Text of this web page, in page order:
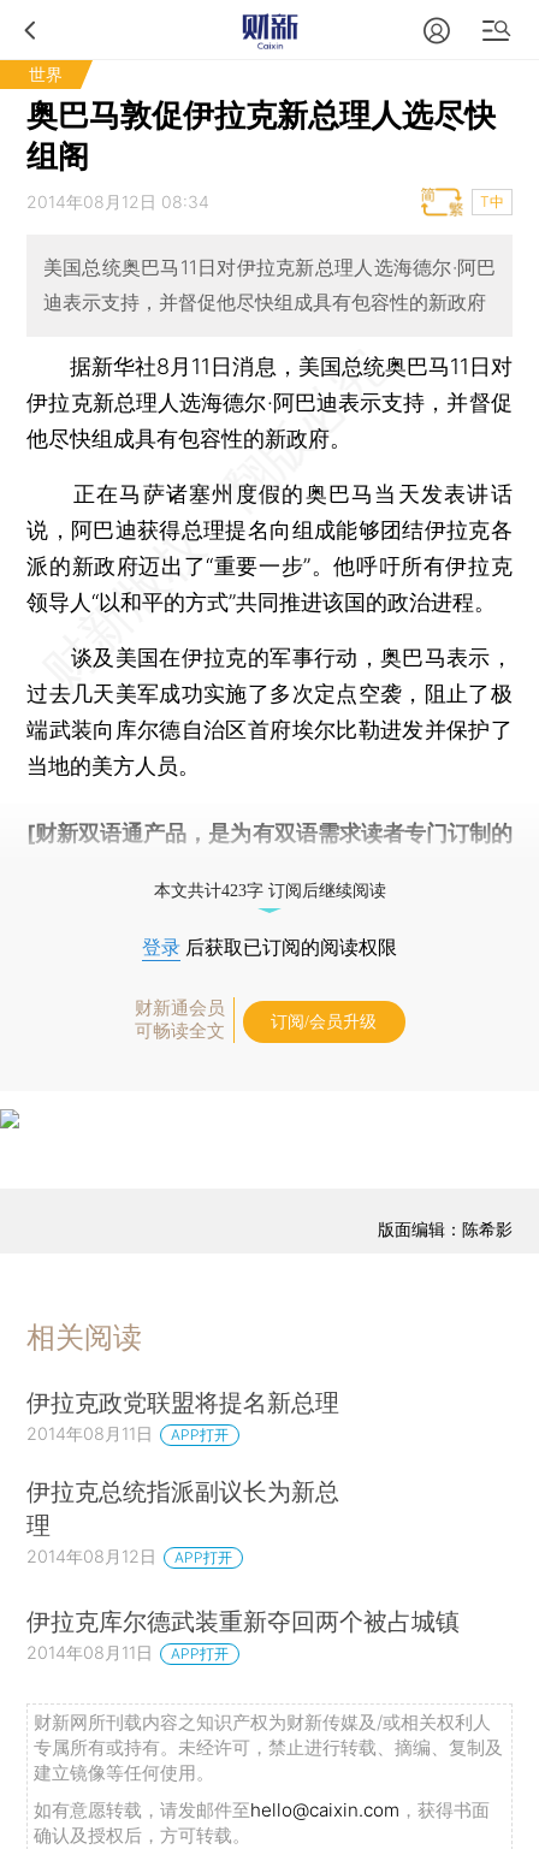
世界
奥巴马敦促伊拉克新总理人选尽快
组阁
2014年08月12日 08:34 T中
美国总统奥巴马11日对伊拉克新总理人选海德尔·阿巴
迪表示支持，并督促他尽快组成具有包容性的新政府
据新华社8月11日消息，美国总统奥巴马11日对
伊拉克新总理人选海德尔·阿巴迪表示支持，并督促
他尽快组成具有包容性的新政府。
正在马萨诸塞州度假的奥巴马当天发表讲话
说，阿巴迪获得总理提名向组成能够团结伊拉克各
派的新政府迈出了“重要一步”。他呼吁所有伊拉克
领导人“以和平的方式”共同推进该国的政治进程。
谈及美国在伊拉克的军事行动，奥巴马表示，
过去几天美军成功实施了多次定点空袭，阻止了极
端武装向库尔德自治区首府埃尔比勒进发并保护了
当地的美方人员。
[财新双语通产品，是为有双语需求读者专门订制的
本文共计423字 订阅后继续阅读
登录 后获取已订阅的阅读权限
财新通会员
可畅读全文
订阅/会员升级
版面编辑：陈希影
相关阅读
伊拉克政党联盟将提名新总理
2014年08月11日 APP打开
伊拉克总统指派副议长为新总
理
2014年08月12日 APP打开
伊拉克库尔德武装重新夺回两个被占城镇
2014年08月11日 APP打开
财新网所刊载内容之知识产权为财新传媒及/或相关权利人
专属所有或持有。未经许可，禁止进行转载、摘编、复制及
建立镜像等任何使用。
如有意愿转载，请发邮件至hello@caixin.com ，获得书面
确认及授权后，方可转载。